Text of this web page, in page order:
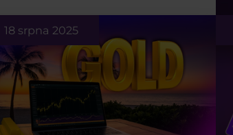
18 srpna 2025